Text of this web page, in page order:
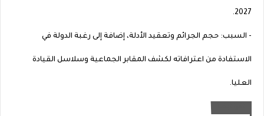
2027.
- السبب: حجم الجرائم وتعقيد الأدلة، إضافة إلى رغبة الدولة في
الاستفادة من اعترافاته لكشف المقابر الجماعية وسلاسل القيادة
العليا.